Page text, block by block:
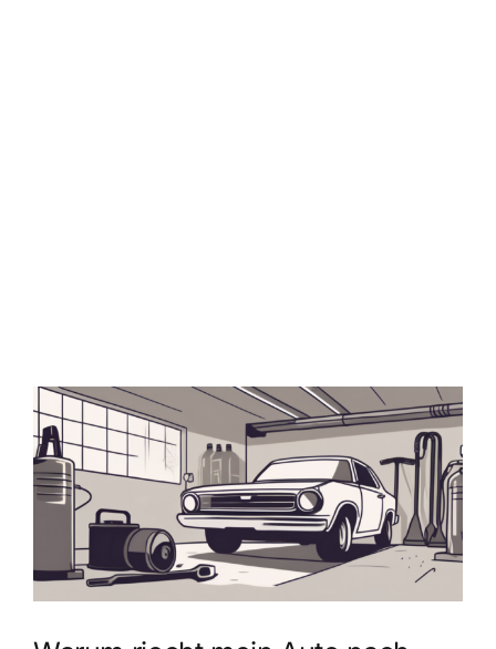
Zeige
grösseres
Bild